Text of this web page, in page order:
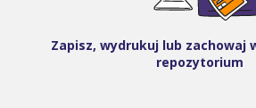
Zapisz, wydrukuj lub zachowaj
repozytorium